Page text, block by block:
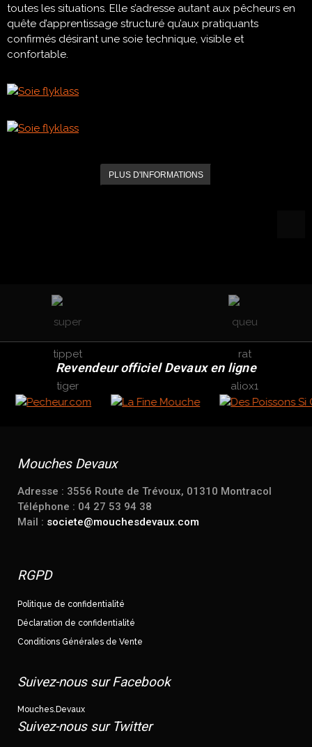
toutes les situations. Elle s’adresse autant aux pêcheurs en
quête d’apprentissage structuré qu’aux pratiquants
confirmés désirant une soie technique, visible et
confortable.
PLUS D'INFORMATIONS
Revendeur officiel Devaux en ligne
Mouches Devaux
Adresse : 3556 Route de Trévoux, 01310 Montracol
Téléphone : 04 27 53 94 38
Mail : societe@mouchesdevaux.com
RGPD
Politique de confidentialité
Déclaration de confidentialité
Conditions Générales de Vente
Suivez-nous sur Facebook
Mouches.Devaux
Suivez-nous sur Twitter